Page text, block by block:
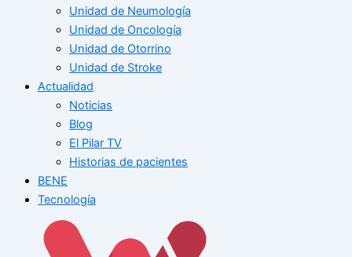
Unidad de Neumología
Unidad de Oncología
Unidad de Otorrino
Unidad de Stroke
Actualidad
Noticias
Blog
El Pilar TV
Historias de pacientes
BENE
Tecnología